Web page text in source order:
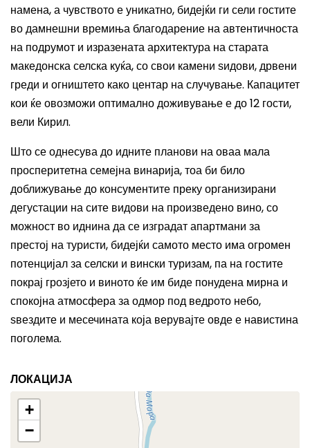
намена, а чувството е уникатно, бидејќи ги сели гостите
во дамнешни времиња благодарение на автентичноста
на подрумот и изразената архитектура настарата
македонска селска куќа, со свои камени ѕидови, дрвени
греди и огништето како центар на случување. Капацитет
кои ќе овозможи оптимално доживување е до 12 гости,
вели Кирил.
Што се однесува до идните планови на оваа мала
просперитетна семејна винарија,тоа би било
доближување до консументите преку организирани
дегустации на сите видови на произведено вино, со
можност во иднина да се изградат апартмани за
престој на туристи, бидејќи самото место има огромен
потенцијал за селски и вински туризам, па на гостите
покрај грозјето и виното ќе им биде понудена мирна и
спокојна атмосфера за одмор под ведрото небо,
ѕвездите и месечината која верувајте овде е навистина
поголема.
ЛОКАЦИЈА
+
−